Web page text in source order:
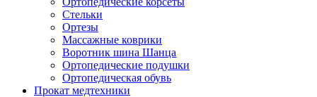
Стельки
Ортезы
Массажные коврики
Воротник шина Шанца
Ортопедические подушки
Ортопедическая обувь
Прокат медтехники